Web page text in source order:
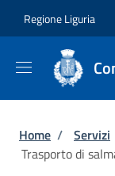
Regione Liguria
Briciole
Home / Servizi
Trasporto di